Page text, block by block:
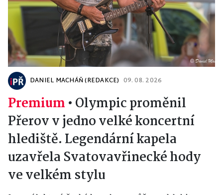
DANIEL MACHÁŇ (REDAKCE) 09. 08. 2026
Premium • Olympic proměnil
Přerov v jedno velké koncertní
hlediště. Legendární kapela
uzavřela Svatovavřinecké hody
ve velkém stylu